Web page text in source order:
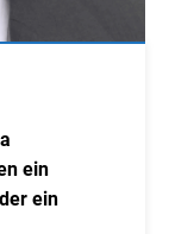
ein
ein